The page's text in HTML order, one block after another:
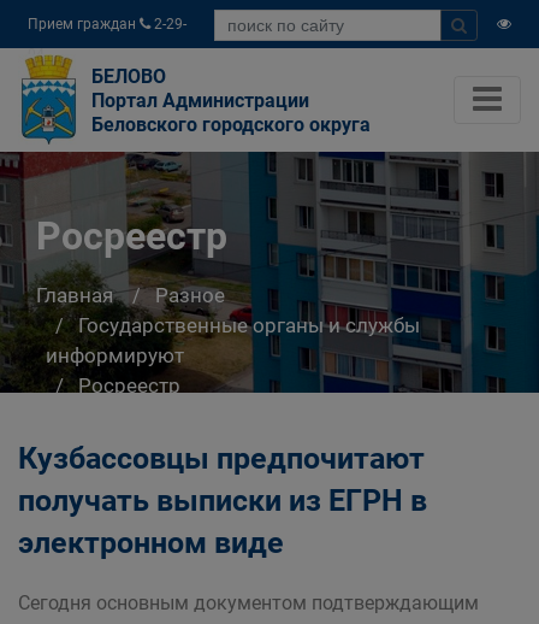
Прием граждан
2-29-
04
БЕЛОВО
Портал Администрации
Беловского городского округа
Росреестр
Главная
Разное
Государственные органы и службы
информируют
Росреестр
Кузбассовцы предпочитают
получать выписки из ЕГРН в
электронном виде
Сегодня основным документом подтверждающим